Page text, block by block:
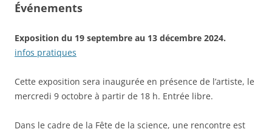
Événements
Exposition du 19 septembre au 13 décembre 2024.
infos pratiques
Cette exposition sera inaugurée en présence de l’artiste, le
mercredi 9 octobre à partir de 18 h. Entrée libre.
Dans le cadre de la Fête de la science, une rencontre est